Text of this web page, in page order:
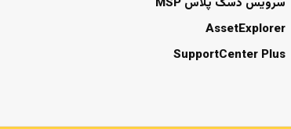
سرویس دسک پلاس MSP
AssetExplorer
SupportCenter Plus